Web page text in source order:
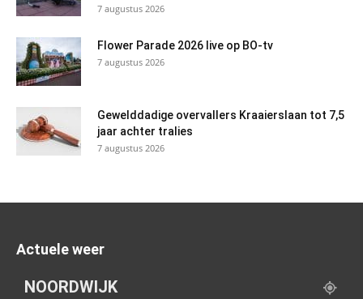
7 augustus 2026
Flower Parade 2026 live op BO-tv
7 augustus 2026
Gewelddadige overvallers Kraaierslaan tot 7,5
jaar achter tralies
7 augustus 2026
Actuele weer
NOORDWIJK